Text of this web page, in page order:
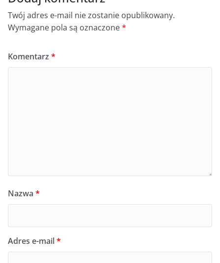
Twój adres e-mail nie zostanie opublikowany.
Wymagane pola są oznaczone*
Komentarz *
Nazwa *
Adres e-mail*